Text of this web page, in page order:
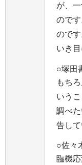
が、
ので
ので
いき
○塚田
もち
いう
調べ
告し
○佐々
臨機